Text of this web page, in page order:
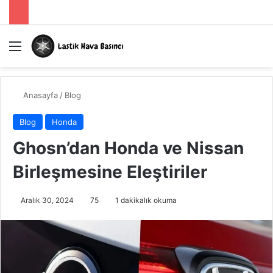
Menü
Anasayfa / Blog
Blog Honda
Ghosn’dan Honda ve Nissan
Birleşmesine Eleştiriler
Aralık 30, 2024 75 1 dakikalık okuma